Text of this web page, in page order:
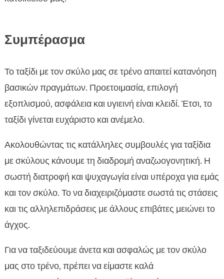
Συμπέρασμα
Το ταξίδι με τον σκύλο μας σε τρένο απαιτεί κατανόηση
βασικών πραγμάτων. Προετοιμασία, επιλογή
εξοπλισμού, ασφάλεια και υγιεινή είναι κλειδί. Έτσι, το
ταξίδι γίνεται ευχάριστο και ανέμελο.
Ακολουθώντας τις κατάλληλες συμβουλές για ταξίδια
με σκύλους κάνουμε τη διαδρομή αναζωογονητική. Η
σωστή διατροφή και ψυχαγωγία είναι υπέροχα για εμάς
και τον σκύλο. Το να διαχειριζόμαστε σωστά τις στάσεις
και τις αλληλεπιδράσεις με άλλους επιβάτες μειώνει το
άγχος.
Για να ταξιδεύουμε άνετα και ασφαλώς με τον σκύλο
μας στο τρένο, πρέπει να είμαστε καλά